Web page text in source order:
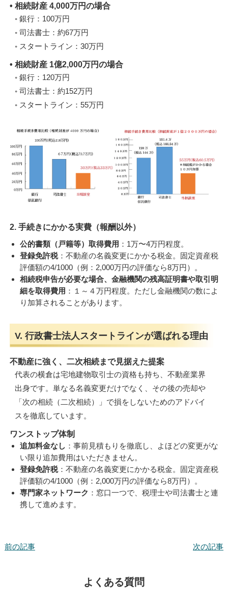
• 相続財産 4,000万円の場合
◦ 銀行：100万円
◦ 司法書士：約67万円
◦ スタートライン：30万円
• 相続財産 1億2,000万円の場合
◦ 銀行：120万円
◦ 司法書士：約152万円
◦ スタートライン：55万円
2. 手続きにかかる実費（報酬以外）
公的書類（戸籍等）取得費用 ：1万〜4万円程度。
登録免許税：不動産の名義変更にかかる税金。固定資産税
評価額の4/1000（例：2,000万円の評価なら8万円）。
相続税申告が必要な場合、金融機関の残高証明書や取引明
細を取得費用 ：１～４万円程度。ただし金融機関の数によ
り加算されることがあります。
V. 行政書士法人スタートラインが選ばれる理由
不動産に強く、二次相続まで見据えた提案
代表の横倉は宅地建物取引士の資格も持ち、不動産業界
出身です。単なる名義変更だけでなく、その後の売却や
「次の相続（二次相続）」で損をしないためのアドバイ
スを徹底しています。
ワンストップ体制
追加料金なし ：事前見積もりを徹底し、よほどの変更がな
い限り追加費用はいただきません。
登録免許税：不動産の名義変更にかかる税金。固定資産税
評価額の4/1000（例：2,000万円の評価なら8万円）。
専門家ネットワーク ：窓口一つで、税理士や司法書士と連
携して進めます。
前の記事 次の記事
よくある質問